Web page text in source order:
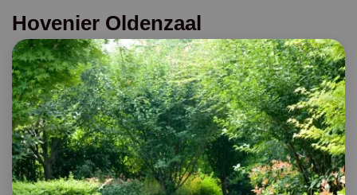
Hovenier Oldenzaal